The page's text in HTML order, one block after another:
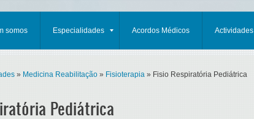
somos Especialidades Acordos Médicos Actividades
» Medicina Reabilitação » Fisioterapia » Fisio Respiratória Pediátrica
Pediátrica